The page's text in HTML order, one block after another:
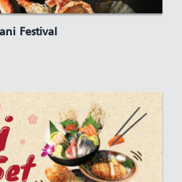
Festival